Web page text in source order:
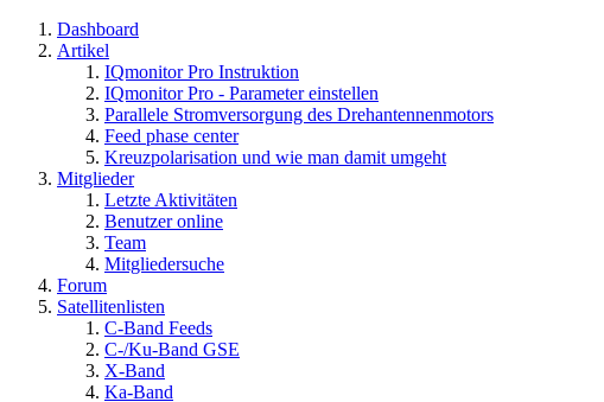
Dashboard
Artikel
IQmonitor Pro Instruktion
IQmonitor Pro - Parameter einstellen
Parallele Stromversorgung des Drehantennenmotors
Feed phase center
Kreuzpolarisation und wie man damit umgeht
Mitglieder
Letzte Aktivitäten
Benutzer online
Team
Mitgliedersuche
Forum
Satellitenlisten
C-Band Feeds
C-/Ku-Band GSE
X-Band
Ka-Band